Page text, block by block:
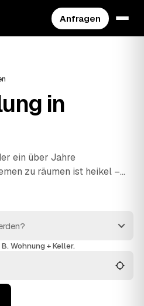
Anfragen
in
ein über Jahre
zu räumen ist heikel –
Profis. Über AWL
müssen. Die Anbieter aus
entsorgen fachgerecht. Sie
Wohnung + Keller.